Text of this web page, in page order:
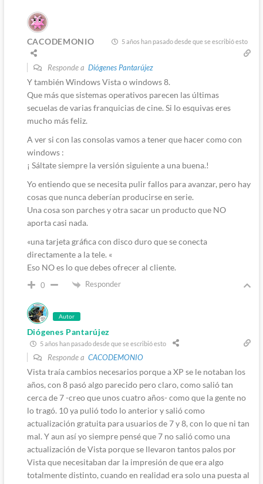
CACODEMONIO 5 años han pasado desde que se escribió esto
Responde a Diógenes Pantarújez
Y también Windows Vista o windows 8.
Que más que sistemas operativos parecen las últimas
secuelas de varias franquicias de cine. Si lo esquivas eres
mucho más feliz.
A ver si con las consolas vamos a tener que hacer como con
windows :
¡ Sáltate siempre la versión siguiente a una buena.!
Yo entiendo que se necesita pulir fallos para avanzar, pero hay
cosas que nunca deberían producirse en serie.
Una cosa son parches y otra sacar un producto que NO
aporta casi nada.
«una tarjeta gráfica con disco duro que se conecta
directamente a la tele. «
Eso NO es lo que debes ofrecer al cliente.
0 Responder
Autor
Diógenes Pantarújez
5 años han pasado desde que se escribió esto
Responde a CACODEMONIO
Vista traía cambios necesarios porque a XP se le notaban los
años, con 8 pasó algo parecido pero claro, como salió tan
cerca de 7 -creo que unos cuatro años- como que la gente no
lo tragó. 10 ya pulió todo lo anterior y salió como
actualización gratuita para usuarios de 7 y 8, con lo que ni tan
mal. Y aun así yo siempre pensé que 7 no salió como una
actualización de Vista porque se llevaron tantos palos por
Vista que necesitaban dar la impresión de que era algo
totalmente distinto, cuando en realidad era solo una puesta al